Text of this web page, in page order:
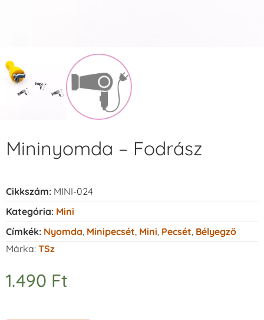
Mininyomda – Fodrász
Cikkszám: MINI-024
Kategória: Mini
Címkék: Nyomda Minipecsét Mini Pecsét Bélyegző
Márka: TSz
1.490 Ft